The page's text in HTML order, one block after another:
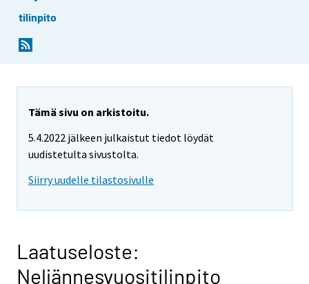
tilinpito
Tämä sivu on arkistoitu.
5.4.2022 jälkeen julkaistut tiedot löydät
uudistetulta sivustolta.
Siirry uudelle tilastosivulle
Laatuseloste:
Neljännesvuositilinpito